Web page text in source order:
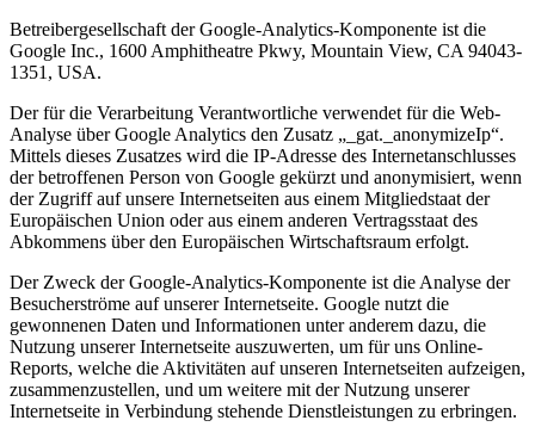
Betreibergesellschaft der Google-Analytics-Komponente ist die
Google Inc., 1600 Amphitheatre Pkwy, Mountain View, CA 94043-
1351, USA.
Der für die Verarbeitung Verantwortliche verwendet für die Web-
Analyse über Google Analytics den Zusatz „_gat._anonymizeIp“.
Mittels dieses Zusatzes wird die IP-Adresse des Internetanschlusses
der betroffenen Person von Google gekürzt und anonymisiert, wenn
der Zugriff auf unsere Internetseiten aus einem Mitgliedstaat der
Europäischen Union oder aus einem anderen Vertragsstaat des
Abkommens über den Europäischen Wirtschaftsraum erfolgt.
Der Zweck der Google-Analytics-Komponente ist die Analyse der
Besucherströme auf unserer Internetseite. Google nutzt die
gewonnenen Daten und Informationen unter anderem dazu, die
Nutzung unserer Internetseite auszuwerten, um für uns Online-
Reports, welche die Aktivitäten auf unseren Internetseiten aufzeigen,
zusammenzustellen, und um weitere mit der Nutzung unserer
Internetseite in Verbindung stehende Dienstleistungen zu erbringen.